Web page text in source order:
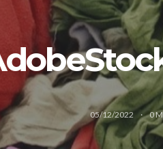
05/12/2022 0